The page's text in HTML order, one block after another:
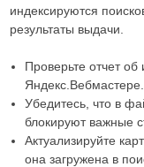
индексируются
результаты выдачи.
Проверьте отчет
Яндекс.Вебмастере.
Убедитесь, что в
блокируют важные
Актуализируйте
она загружена в